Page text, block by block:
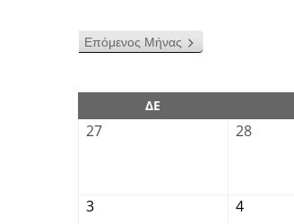
Επόμενος Μήνας
ΔΕ
27 28
3 4